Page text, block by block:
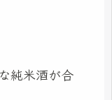
純米酒が合